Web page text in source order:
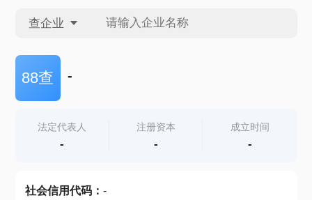
查企业
查企业
查产地
88查 -
法定代表人
-
注册资本
-
成立时间
-
社会信用代码： -